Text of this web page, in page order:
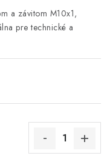
a závitom M10x1,
pre technické a